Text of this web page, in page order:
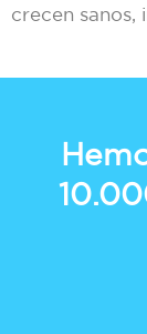
crecen sanos,